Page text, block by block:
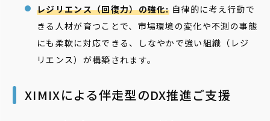
レジリエンス（回復力）の強化:自律的に考え行動で
きる人材が育つことで、市場環境の変化や不測の事態
にも柔軟に対応できる、しなやかで強い組織（レジ
リエンス）が構築されます。
XIMIXによる伴走型のDX推進ご支援